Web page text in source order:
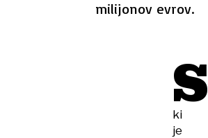
milijonov evrov.
S
ki
je